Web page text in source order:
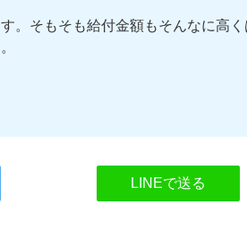
。そもそも給付金額もそんなに高く
LINEで送る